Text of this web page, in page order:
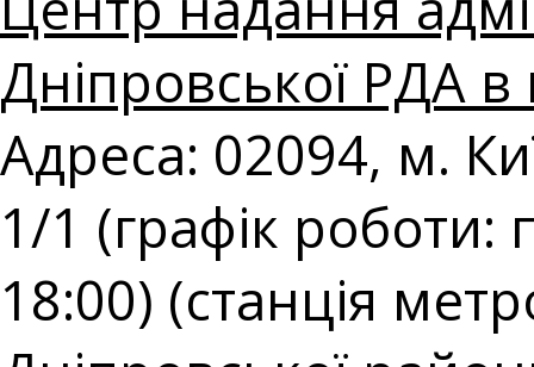
Дніпровської РДА в
Адреса: 02094, м.
1/1 (графік роботи:
18:00) (станція